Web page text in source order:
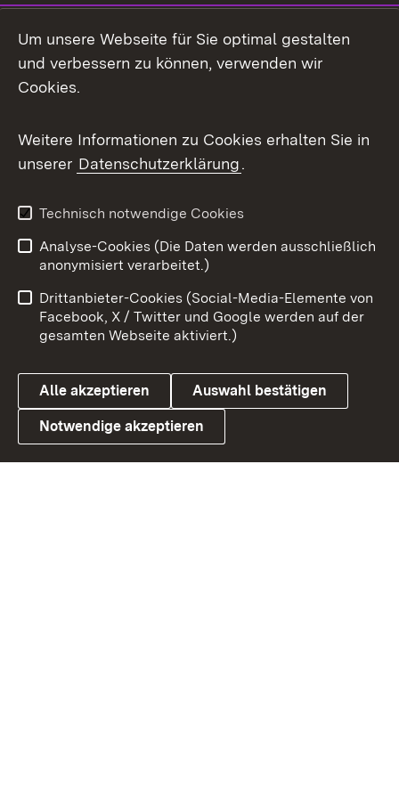
Facebook
X / Twitter
Youtube
Link zum Landesportal
Impressum
Kontakt
Barrierefreiheit
Datenschutz
Cookies
Um unsere Webseite für Sie optimal gestalten
und verbessern zu können, verwenden wir
Cookies.
Weitere Informationen zu Cookies erhalten Sie in
unserer Datenschutzerklärung.
Technisch notwendige Cookies
Analyse-Cookies (Die Daten werden ausschließlich
anonymisiert verarbeitet.)
Drittanbieter-Cookies (Social-Media-Elemente von
Facebook, X / Twitter und Google werden auf der
gesamten Webseite aktiviert.)
Alle akzeptieren Auswahl bestätigen
Notwendige akzeptieren